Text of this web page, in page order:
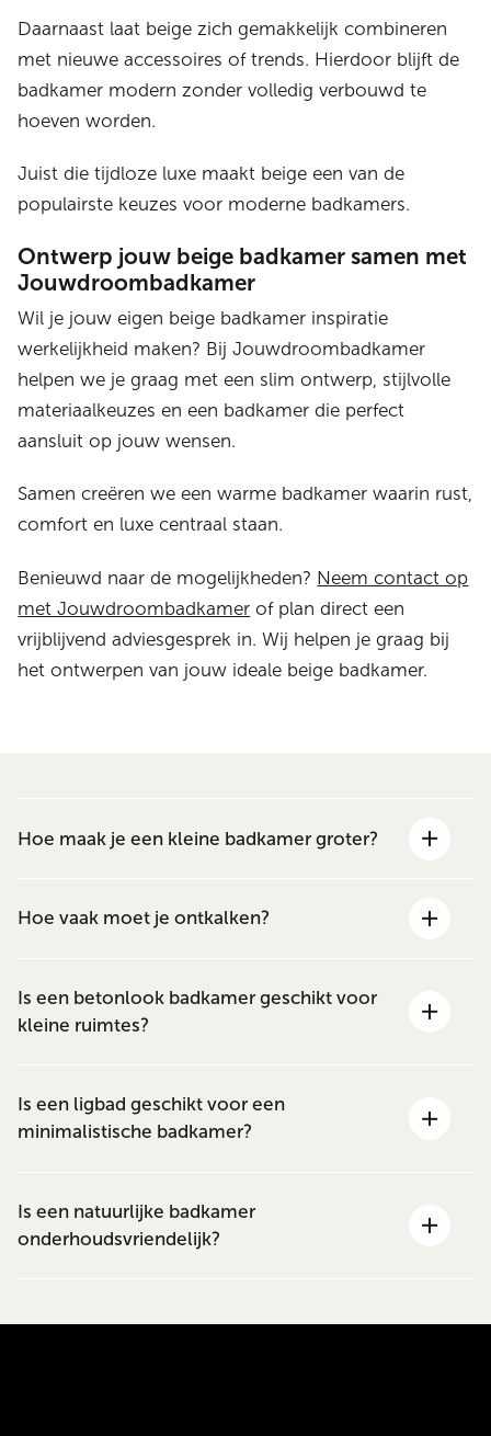
Daarnaast laat beige zich gemakkelijk combineren
met nieuwe accessoires of trends. Hierdoor blijft de
badkamer modern zonder volledig verbouwd te
hoeven worden.
Juist die tijdloze luxe maakt beige een van de
populairste keuzes voor moderne badkamers.
Ontwerp jouw beige badkamer samen met
Jouwdroombadkamer
Wil je jouw eigen beige badkamer inspiratie
werkelijkheid maken? Bij Jouwdroombadkamer
helpen we je graag met een slim ontwerp, stijlvolle
materiaalkeuzes en een badkamer die perfect
aansluit op jouw wensen.
Samen creëren we een warme badkamer waarin rust,
comfort en luxe centraal staan.
Benieuwd naar de mogelijkheden? Neem contact op
met Jouwdroombadkamer of plan direct een
vrijblijvend adviesgesprek in. Wij helpen je graag bij
het ontwerpen van jouw ideale beige badkamer.
Hoe maak je een kleine badkamer groter?
Hoe vaak moet je ontkalken?
Is een betonlook badkamer geschikt voor
kleine ruimtes?
Is een ligbad geschikt voor een
minimalistische badkamer?
Is een natuurlijke badkamer
onderhoudsvriendelijk?